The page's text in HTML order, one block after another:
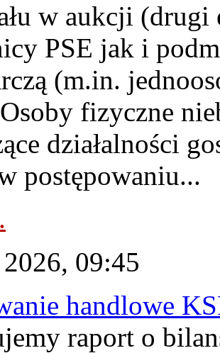
w aukcji (drugi
PSE jak i
(m.in.
fizyczne
działalności
postępowaniu...
09:45
handlowe
raport o